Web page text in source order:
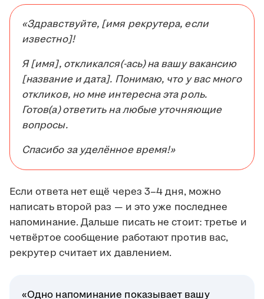
«Здравствуйте, [имя рекрутера, если
известно]!
Я [имя], откликался(-ась) на вашу вакансию
[название и дата]. Понимаю, что у вас много
откликов, но мне интересна эта роль.
Готов(а) ответить на любые уточняющие
вопросы.
Спасибо за уделённое время!»
Если ответа нет ещё через 3–4 дня, можно
написать второй раз — и это уже последнее
напоминание. Дальше писать не стоит: третье и
четвёртое сообщение работают против вас,
рекрутер считает их давлением.
«Одно напоминание показывает вашу